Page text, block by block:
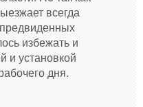
всегда
избежать и
и установкой
дня.